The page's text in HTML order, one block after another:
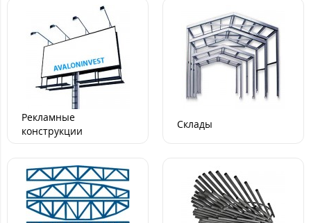
Рекламные
конструкции
Склады